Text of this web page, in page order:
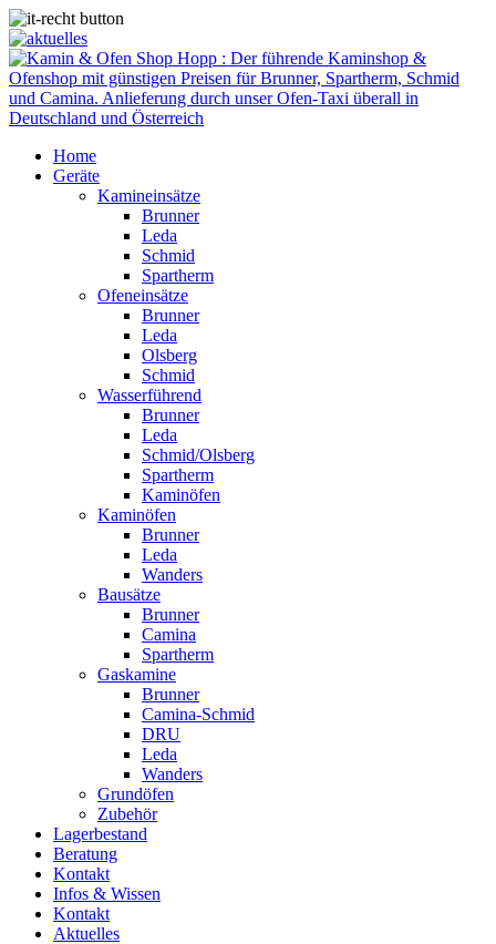
Home
Geräte
Kamineinsätze
Brunner
Leda
Schmid
Spartherm
Ofeneinsätze
Brunner
Leda
Olsberg
Schmid
Wasserführend
Brunner
Leda
Schmid/Olsberg
Spartherm
Kaminöfen
Kaminöfen
Brunner
Leda
Wanders
Bausätze
Brunner
Camina
Spartherm
Gaskamine
Brunner
Camina-Schmid
DRU
Leda
Wanders
Grundöfen
Zubehör
Lagerbestand
Beratung
Kontakt
Infos & Wissen
Kontakt
Aktuelles